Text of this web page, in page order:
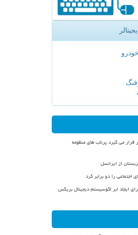
2 در مدار قرار می گیرد پرتاب های منظومه
از ایرانسل
اجتماعی را دو برابر کرد
ایجاد ابر اکوسیستم دیجیتال بریکس